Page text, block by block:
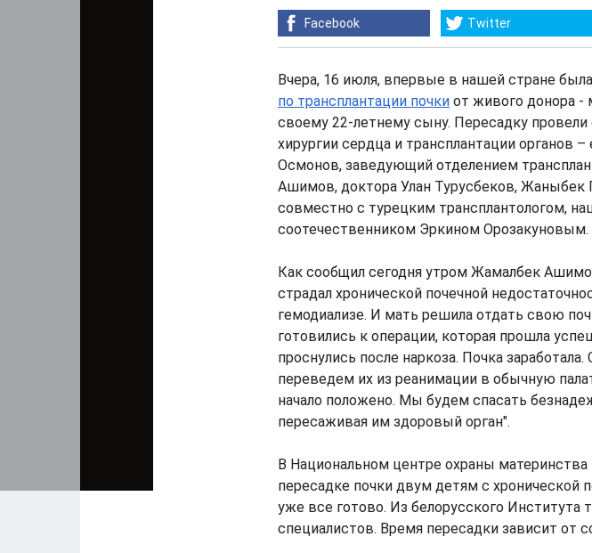
Facebook Twitter
Вчера, 16 июля, впервые в нашей стране
по трансплантации почки от живого донора -
своему 22-летнему сыну. Пересадку
хирургии сердца и трансплантации органов –
Осмонов, заведующий отделением
Ашимов, доктора Улан Турусбеков, Жаныбек
совместно с турецким трансплантологом,
соотечественником Эркином Орозакуновым.
Как сообщил сегодня утром Жамалбек
страдал хронической почечной
гемодиализе. И мать решила отдать свою
готовились к операции, которая прошла
проснулись после наркоза. Почка
переведем их из реанимации в обычную
начало положено. Мы будем спасать
пересаживая им здоровый орган".
В Национальном центре охраны
пересадке почки двум детям с хронической
уже все готово. Из белорусского Института
специалистов. Время пересадки зависит от